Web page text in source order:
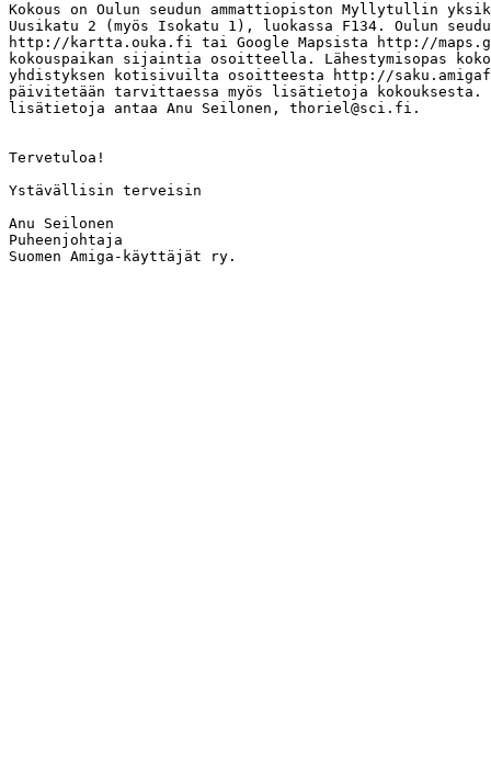
Kokous on Oulun seudun ammattiopiston Myllytullin
Uusikatu 2 (myös Isokatu 1), luokassa F134. Oulun
http://kartta.ouka.fi tai Google Mapsista http://
kokouspaikan sijaintia osoitteella. Lähestymisopas
yhdistyksen kotisivuilta osoitteesta http://
päivitetään tarvittaessa myös lisätietoja kokouksesta.
lisätietoja antaa Anu Seilonen, thoriel@sci.fi.
Tervetuloa!
Ystävällisin terveisin
Anu Seilonen
Puheenjohtaja
Suomen Amiga-käyttäjät ry.